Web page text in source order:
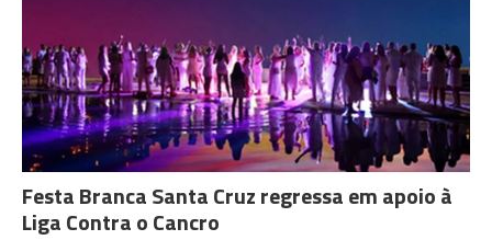
Festa Branca Santa Cruz regressa em apoio à
Liga Contra o Cancro